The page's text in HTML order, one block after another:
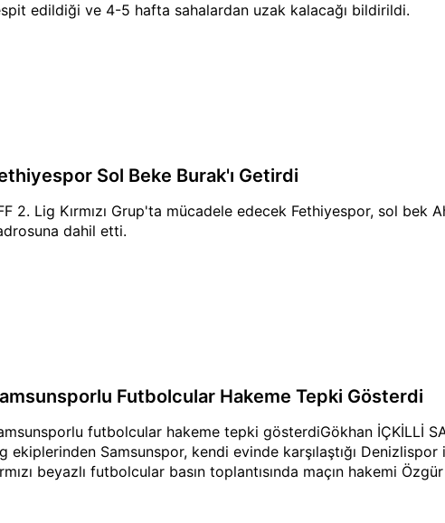
edildiği ve 4-5 hafta sahalardan uzak kalacağı bildirildi.
Sol Beke Burak'ı Getirdi
2. Lig Kırmızı Grup'ta mücadele edecek Fethiyespor, sol bek
dahil etti.
Futbolcular Hakeme Tepki Gösterdi
futbolcular hakeme tepki gösterdiGökhan İÇKİLLİ
ekiplerinden Samsunspor, kendi evinde karşılaştığı Denizlispor
beyazlı futbolcular basın toplantısında maçın hakemi